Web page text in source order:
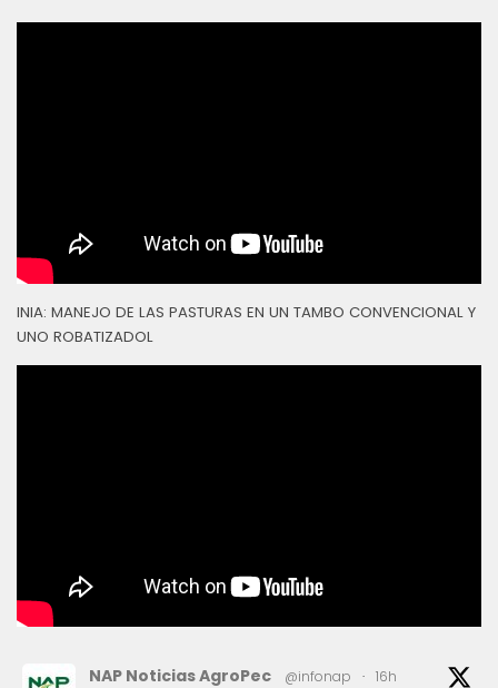
INIA: MANEJO DE LAS PASTURAS EN UN TAMBO CONVENCIONAL Y
UNO ROBATIZADOL
NAP Noticias AgroPec @infonap · 16h